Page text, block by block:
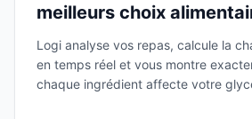
meilleurs choix
Logi analyse vos repas, calcule la
en temps réel et vous montre
chaque ingrédient affecte votre